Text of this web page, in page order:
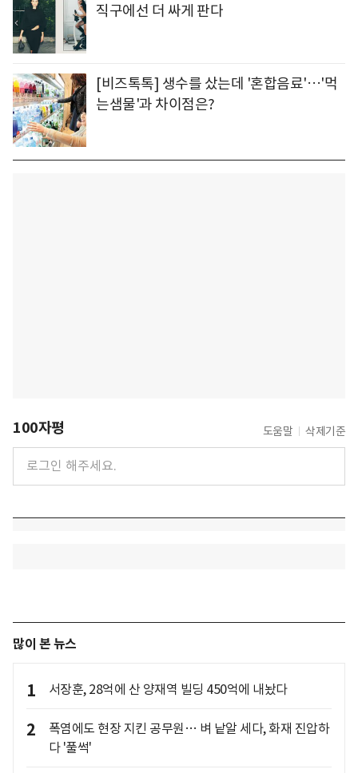
직구에선 더 싸게 판다
[비즈톡톡] 생수를 샀는데 '혼합음료'…'먹
는샘물'과 차이점은?
100자평 도움말 삭제기준
많이 본 뉴스
1 서장훈, 28억에 산 양재역 빌딩 450억에 내놨다
2
폭염에도 현장 지킨 공무원… 벼 낱알 세다, 화재 진압하
다 '풀썩'